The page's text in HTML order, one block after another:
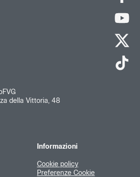
della Vittoria, 48
Informazioni
Cookie policy
Preferenze Cookie